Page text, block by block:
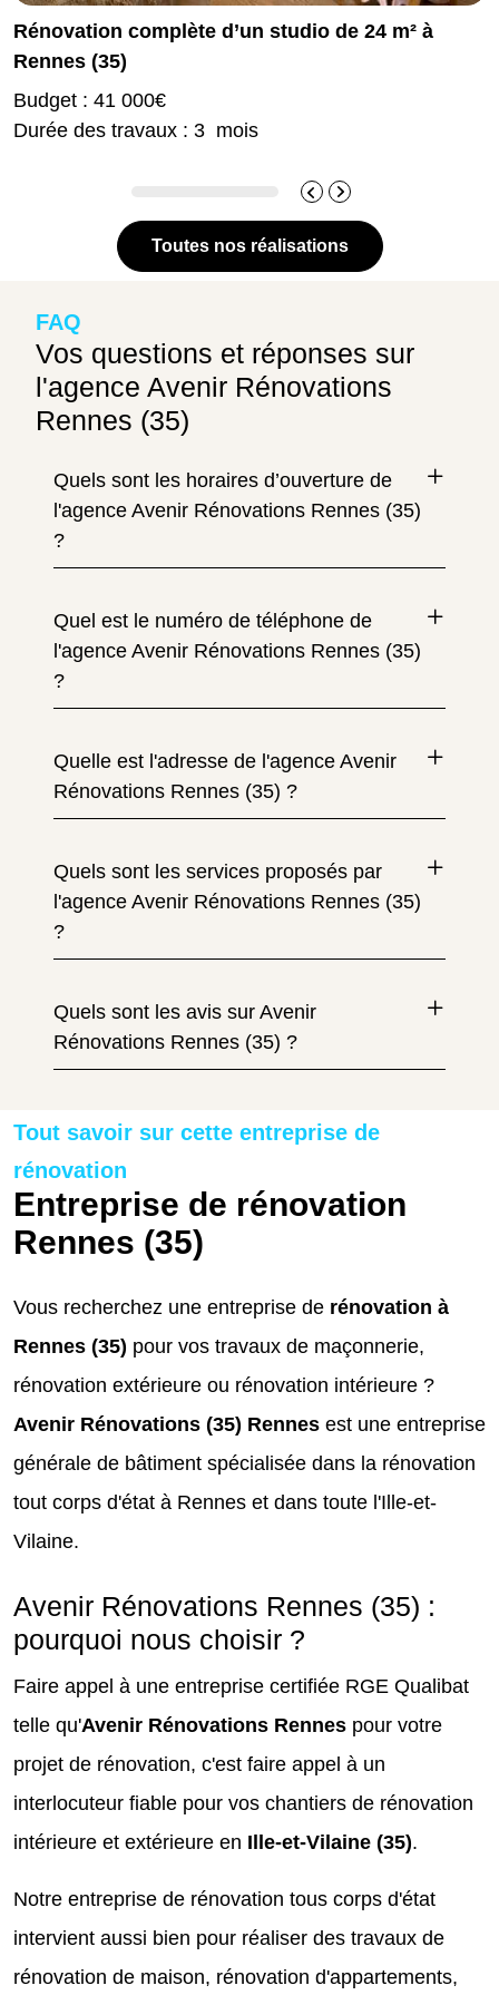
Rénovation complète d’un studio de 24 m² à
Rennes (35)
Budget : 41 000€
Durée des travaux : 3 mois
Toutes nos réalisations
FAQ
Vos questions et réponses sur
l'agence Avenir Rénovations
Rennes (35)
Quels sont les horaires d’ouverture de
l'agence Avenir Rénovations Rennes (35)
?
Quel est le numéro de téléphone de
l'agence Avenir Rénovations Rennes (35)
?
Quelle est l'adresse de l'agence Avenir
Rénovations Rennes (35) ?
Quels sont les services proposés par
l'agence Avenir Rénovations Rennes (35)
?
Quels sont les avis sur Avenir
Rénovations Rennes (35) ?
Tout savoir sur cette entreprise de
rénovation
Entreprise de rénovation
Rennes (35)
Vous recherchez une entreprise de rénovation à
Rennes (35) pour vos travaux de maçonnerie,
rénovation extérieure ou rénovation intérieure ?
Avenir Rénovations (35) Rennes est une entreprise
générale de bâtiment spécialisée dans la rénovation
tout corps d'état à Rennes et dans toute l'Ille-et-
Vilaine.
Avenir Rénovations Rennes (35) :
pourquoi nous choisir ?
Faire appel à une entreprise certifiée RGE Qualibat
telle qu'Avenir Rénovations Rennes pour votre
projet de rénovation, c'est faire appel à un
interlocuteur fiable pour vos chantiers de rénovation
intérieure et extérieure en Ille-et-Vilaine (35).
Notre entreprise de rénovation tous corps d'état
intervient aussi bien pour réaliser des travaux de
rénovation de maison, rénovation d'appartements,